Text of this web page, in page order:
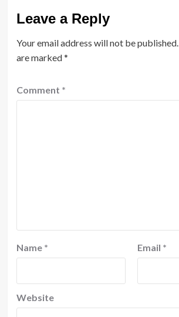
Leave a Reply
Your email address will not be published.
are marked*
Comment *
Name * Email *
Website